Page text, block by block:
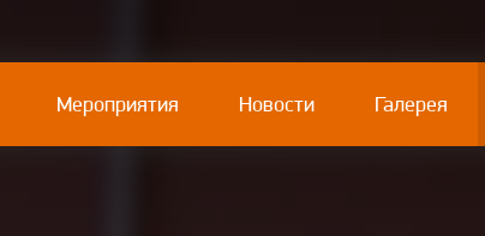
Мероприятия Новости Галерея